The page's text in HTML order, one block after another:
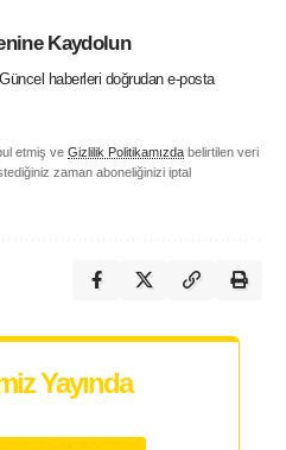
Kaydolun
haberleri doğrudan e-posta
etmiş ve Gizlilik Politikamızda belirtilen veri
zaman aboneliğinizi iptal
Yayında